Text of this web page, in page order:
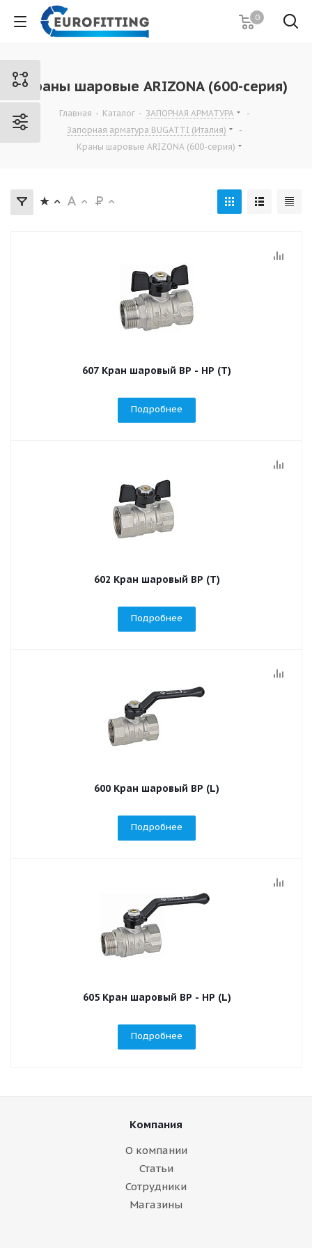
0
Краны шаровые ARIZONA (600-серия)
Главная - Каталог - ЗАПОРНАЯ АРМАТУРА
-
Запорная арматура BUGATTI (Италия)
-
Краны шаровые ARIZONA (600-серия)
607 Кран шаровый ВР - НР (T)
Подробнее
602 Кран шаровый ВР (T)
Подробнее
600 Кран шаровый ВР (L)
Подробнее
605 Кран шаровый ВР - НР (L)
Подробнее
Компания
О компании
Статьи
Сотрудники
Магазины